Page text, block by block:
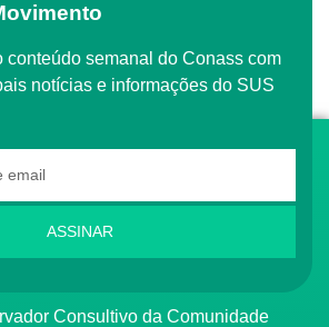
conteúdo semanal do Conass com
notícias e informações do SUS
ASSINAR
Consultivo da Comunidade